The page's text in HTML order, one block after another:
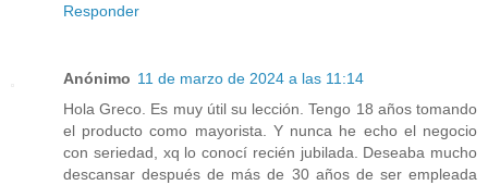
Responder
Anónimo 11 de marzo de 2024 a las 11:14
Hola Greco. Es muy útil su lección. Tengo 18 años tomando
el producto como mayorista. Y nunca he echo el negocio
con seriedad, xq lo conocí recién jubilada. Deseaba mucho
descansar después de más de 30 años de ser empleada